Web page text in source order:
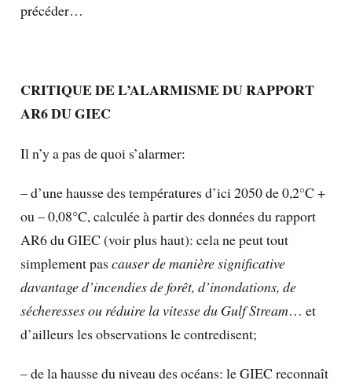
précéder…
CRITIQUE DE L’ALARMISME DU RAPPORT
AR6 DU GIEC
Il n’y a pas de quoi s’alarmer:
– d’une hausse des températures d’ici 2050 de 0,2°C +
ou – 0,08°C, calculée à partir des données du rapport
AR6 du GIEC (voir plus haut): cela ne peut tout
simplement pas causer de manière significative
davantage d’incendies de forêt, d’inondations, de
sécheresses ou réduire la vitesse du Gulf Stream… et
d’ailleurs les observations le contredisent;
– de la hausse du niveau des océans: le GIEC reconnaît